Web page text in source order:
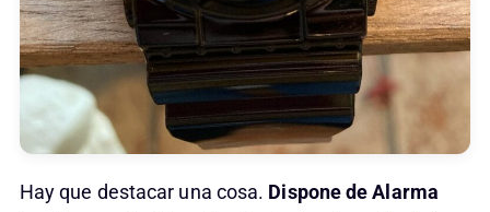
Hay que destacar una cosa. Dispone de Alarma